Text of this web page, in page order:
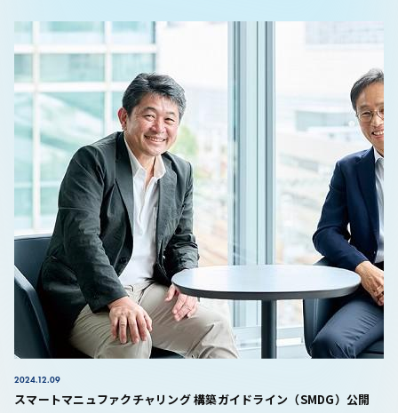
スマートマニュファクチャリング 構築ガイドライン（SMDG）公開
2024.12.09